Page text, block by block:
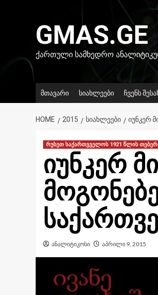
GMAS.GE
ᲥᲐᲠᲗᲣᲚᲘ ᲡᲐᲛᲮᲔᲓᲠᲝ
მთავარი სიახლეები ჩვენს
HOME 2015 ᲡᲘᲐᲮᲚᲔᲔᲑᲘ ᲘᲣᲜᲙᲔᲠ
რუსეთ საქართვველოს 1921 წლის
იუნკერ
ანალიტიკოსი აპრილი 9, 2015